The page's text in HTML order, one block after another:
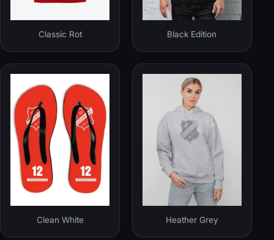
Classic Rot Black Edition
Clean White Heather Grey